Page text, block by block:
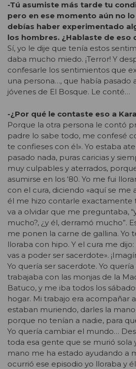
-Tú asumiste más tarde tu
pero en ese momento aún no
debías haber experimentado
los hombres. ¿Hablaste de eso
Sí, yo le dije que tenía estos
daba mucho miedo. ¡Terror! Y
confesarle los sentimientos que
una persona…, que había pasado
jóvenes de El Bosque. Le conté…
-¿Por qué le contaste eso a
Porque la otra persona le contó
padre lo sabe todo, me confesé
te confieses con él». Yo estaba
pasado nada, puras caricias y
muy culpables y aterrados,
asumirse en los ‘80. Yo me fui
con el cura, diciendo «aquí se me
él me hizo contarle exactamente
va a olvidar que me preguntaba,
mucho?, ¿y él, derramó mucho”.
me ponen la carne de gallina. Yo
lloraba con hipo. Y el cura me dijo:
vas a poder ser sacerdote».
Yo quería ser sacerdote. Yo
trabajaba con las monjas de la
Batuco, y me iba todos los
hogar. Mi trabajo era acompañar
estaban muriendo, darles la
porque no tenían a nadie, para
Yo quería cambiar el mundo…
toda esa gente que se murió sola
mano me ha estado ayudando a
ocurrió ese episodio yo lloraba y